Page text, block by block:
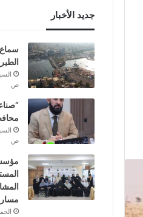
جديد الأخبار
ص
ص